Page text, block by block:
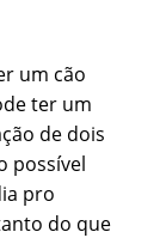
um cão
ter um
de dois
possível
pro
do que